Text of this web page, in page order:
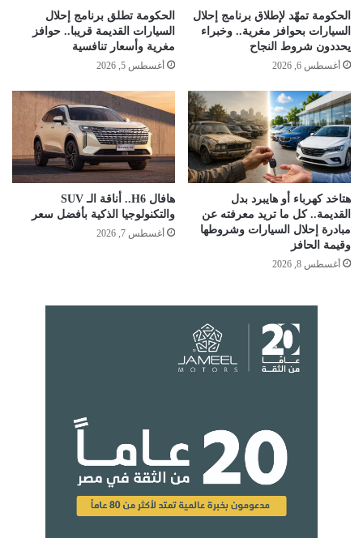
الحكومة تمهّد لإطلاق برنامج إحلال
السيارات بحوافز مغرية.. وخبراء
يحددون شروط النجاح
أغسطس 6, 2026
الحكومة تطلق برنامج إحلال
السيارات القديمة قريبا.. حوافز
مغرية وأسعار تنافسية
أغسطس 5, 2026
هتاخد كهرباء أو هايبرد بدل
القديمة.. كل ما تريد معرفته عن
مبادرة إحلال السيارات وشروطها
وقيمة الحافز
أغسطس 8, 2026
هافال H6.. أناقة الـ SUV
والتكنولوجيا الذكية بأفضل سعر
أغسطس 7, 2026